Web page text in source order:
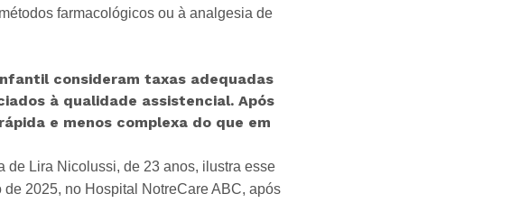
farmacológicos ou à analgesia de
consideram taxas adequadas
à qualidade assistencial. Após
e menos complexa do que em
de Lira Nicolussi, de 23 anos, ilustra esse
2025, no Hospital NotreCare ABC, após